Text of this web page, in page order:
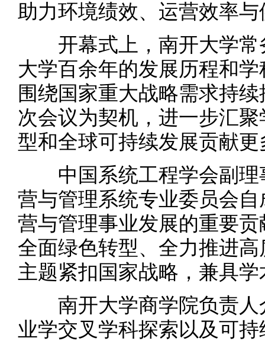
助力环境绩效、运营效率
开幕式上，南开大学常
大学百余年的发展历程和
围绕国家重大战略需求持
次会议为契机，进一步汇
型和全球可持续发展贡献
中国系统工程学会副理
营与管理系统专业委员会
营与管理事业发展的重要
全面绿色转型、全力推进
主题紧扣国家战略，兼具
南开大学商学院负责人
业学交叉学科探索以及可